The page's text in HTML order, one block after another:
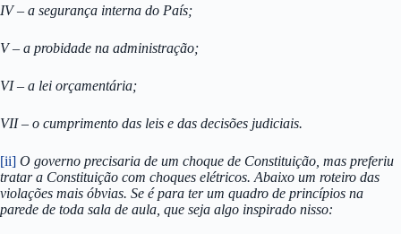
IV – a segurança interna do País;
V – a probidade na administração;
VI – a lei orçamentária;
VII – o cumprimento das leis e das decisões judiciais.
[ii] O governo precisaria de um choque de Constituição, mas preferiu
tratar a Constituição com choques elétricos. Abaixo um roteiro das
violações mais óbvias. Se é para ter um quadro de princípios na
parede de toda sala de aula, que seja algo inspirado nisso: